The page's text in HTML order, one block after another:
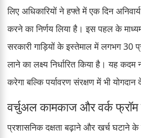
लिए अधिकारियों ने हफ्ते में एक दिन
करने का निर्णय लिया है। इस पहल के
सरकारी गाड़ियों के इस्तेमाल में लगभग 30
लाने का लक्ष्य निर्धारित किया है। यह
करेगा बल्कि पर्यावरण संरक्षण में भी योगदान
वर्चुअल कामकाज और वर्क फ्रॉम
प्रशासनिक दक्षता बढ़ाने और खर्च घटाने के